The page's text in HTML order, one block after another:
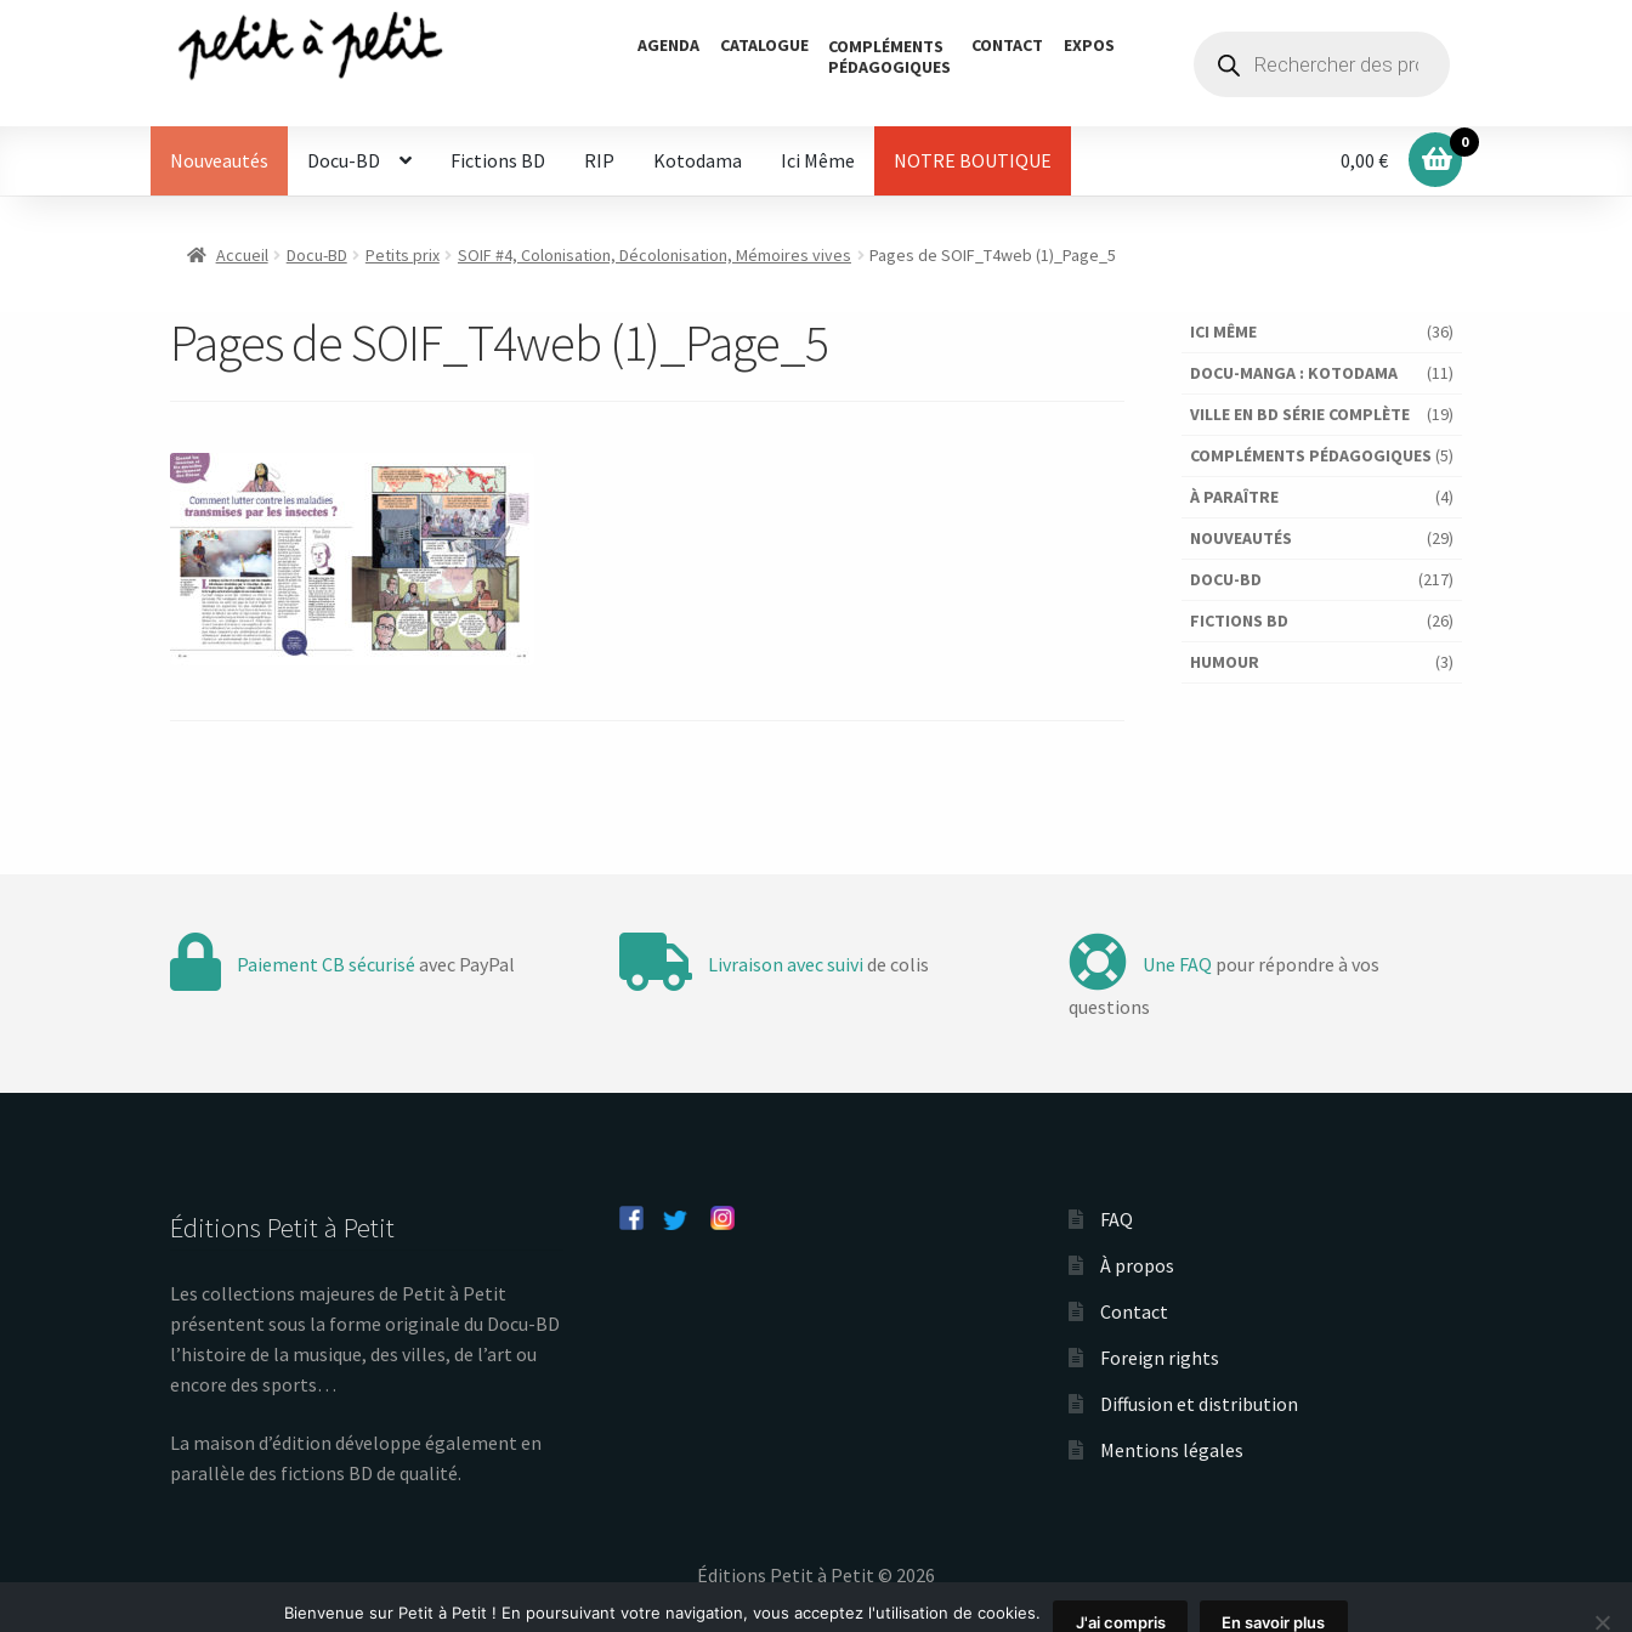
Aller
navigation
Aller
AGENDA CATALOGUE
COMPLÉMENTS
PÉDAGOGIQUES
CONTACT EXPOS
produits
Nouveautés Docu-BD Fictions BD RIP Kotodama Ici Même NOTRE BOUTIQUE 0,00 €
0
Accueil Docu-BD Petits prix SOIF #4, Colonisation, Décolonisation, Mémoires vives Pages de SOIF_T4web (1)_Page_5
Pages de SOIF_T4web (1)_Page_5 ICI MÊME
(36)
DOCU-MANGA : KOTODAMA
(11)
VILLE EN BD SÉRIE COMPLÈTE
(19)
COMPLÉMENTS PÉDAGOGIQUES (5)
À PARAÎTRE
(4)
NOUVEAUTÉS
(29)
DOCU-BD
(217)
FICTIONS BD
(26)
HUMOUR
(3)
Paiement CB sécurisé avec PayPal Livraison avec suivi de colis Une FAQ pour répondre à vos
questions
Éditions Petit à Petit
Les collections majeures de Petit à Petit
présentent sous la forme originale du Docu-BD
l’histoire de la musique, des villes, de l’art ou
encore des sports…
La maison d’édition développe également en
parallèle des fictions BD de qualité.
FAQ
À propos
Contact
Foreign rights
Diffusion et distribution
Mentions légales
Éditions Petit à Petit © 2026
Bienvenue sur Petit à Petit ! En poursuivant votre navigation, vous acceptez l'utilisation de cookies.
J'ai compris En savoir plus